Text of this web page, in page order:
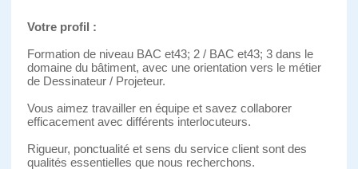
Votre profil :
Formation de niveau BAC et43; 2 / BAC et43; 3 dans le
domaine du bâtiment, avec une orientation vers le métier
de Dessinateur / Projeteur.
Vous aimez travailler en équipe et savez collaborer
efficacement avec différents interlocuteurs.
Rigueur, ponctualité et sens du service client sont des
qualités essentielles que nous recherchons.